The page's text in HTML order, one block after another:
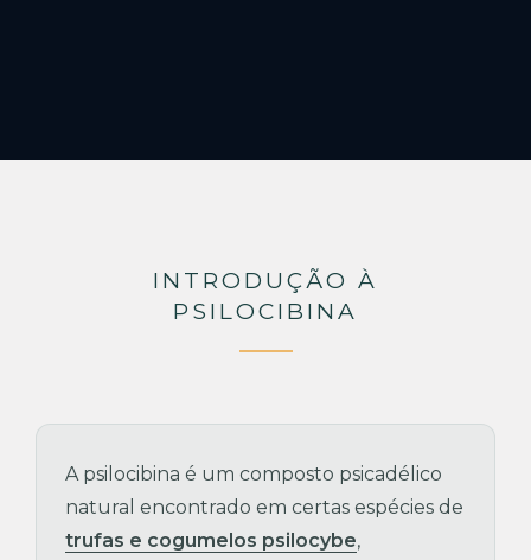
INTRODUÇÃO À
PSILOCIBINA
A psilocibina é um composto psicadélico
natural encontrado em certas espécies de
trufas e cogumelos psilocybe,